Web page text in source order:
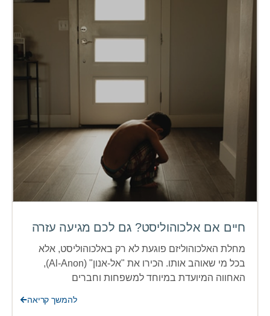
חיים אם אלכוהוליסט? גם לכם מגיעה עזרה
מחלת האלכוהוליזם פוגעת לא רק באלכוהוליסט, אלא
בכל מי שאוהב אותו. הכירו את "אל-אנון" (Al-Anon),
האחווה המיועדת במיוחד למשפחות וחברים
להמשך קריאה